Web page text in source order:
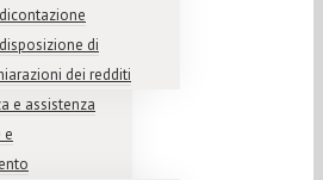
di
dei redditi
e assistenza
e